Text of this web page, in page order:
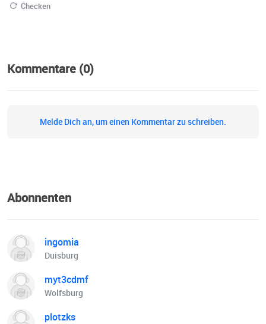
Checken
Kommentare (0)
Melde Dich an, um einen Kommentar zu schreiben.
Abonnenten
ingomia
Duisburg
myt3cdmf
Wolfsburg
plotzks